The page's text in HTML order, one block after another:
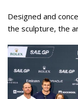
Designed and
the sculpture, the